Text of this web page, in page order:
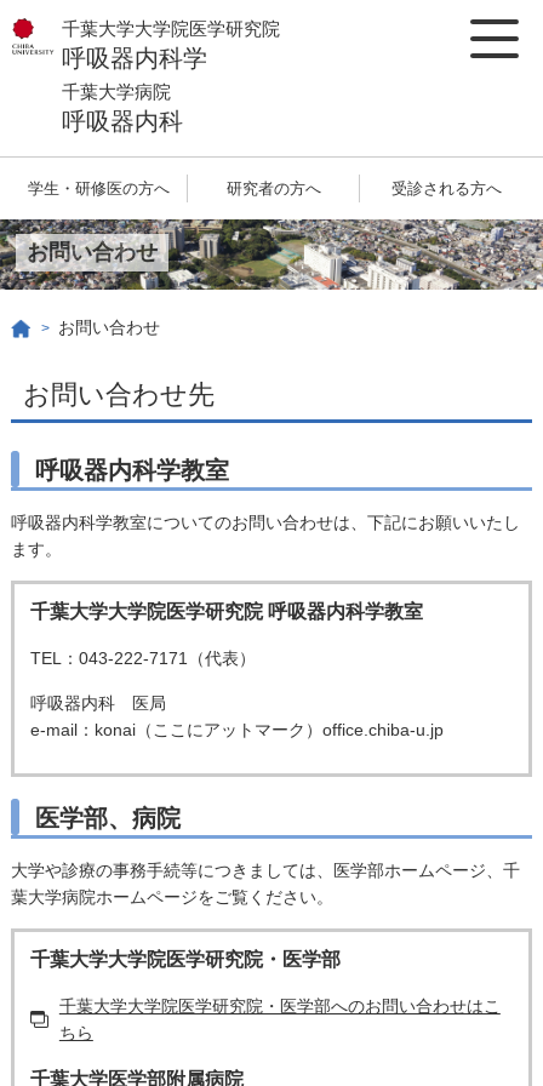
千葉大学大学院医学研究院
呼吸器内科学
千葉大学病院
呼吸器内科
学生・研修医の方へ 研究者の方へ 受診される方へ
お問い合わせ
> お問い合わせ
お問い合わせ先
呼吸器内科学教室
呼吸器内科学教室についてのお問い合わせは、 下記にお願いいたし
ます。
千葉大学大学院医学研究院 呼吸器内科学教室
TEL：043-222-7171（代表）
呼吸器内科 医局
e-mail：konai（ここにアットマーク）office.chiba-u.jp
医学部、病院
大学や診療の事務手続等につきましては、医学部ホームページ、千
葉大学病院ホームページをご覧ください。
千葉大学大学院医学研究院・医学部
千葉大学大学院医学研究院・医学部へのお問い合わせはこ
ちら
千葉大学医学部附属病院